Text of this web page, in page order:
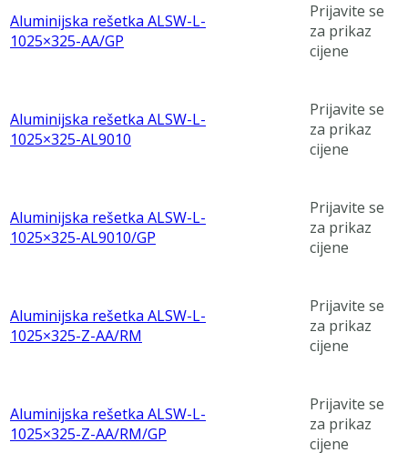
Aluminijska rešetka ALSW-L-
1025×325-AA/GP
Prijavite se
za prikaz
cijene
Aluminijska rešetka ALSW-L-
1025×325-AL9010
Prijavite se
za prikaz
cijene
Aluminijska rešetka ALSW-L-
1025×325-AL9010/GP
Prijavite se
za prikaz
cijene
Aluminijska rešetka ALSW-L-
1025×325-Z-AA/RM
Prijavite se
za prikaz
cijene
Aluminijska rešetka ALSW-L-
1025×325-Z-AA/RM/GP
Prijavite se
za prikaz
cijene